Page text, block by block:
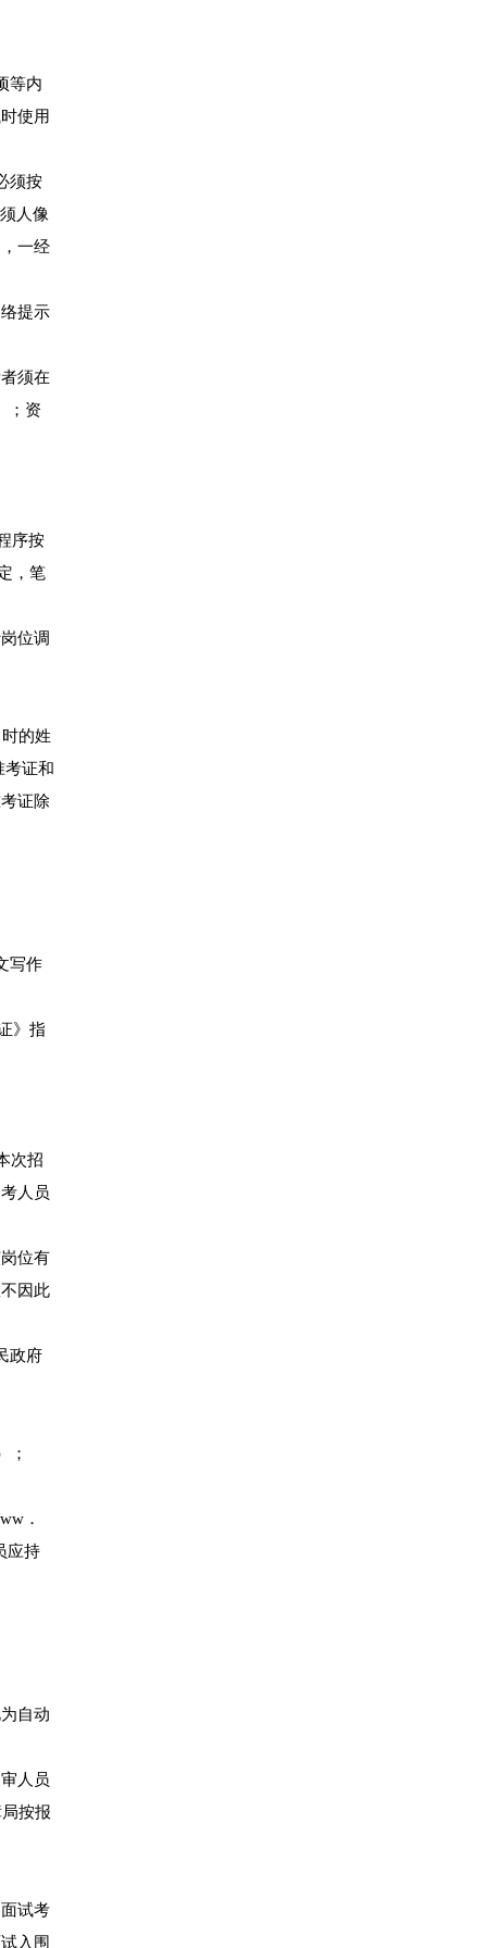
等内
使用
须按
人像
一经
提示
须在
；资
序按
，笔
位调
的姓
考证和
证除
写作
》指
次招
人员
位有
因此
政府
；
．
应持
自动
人员
按报
试考
入围